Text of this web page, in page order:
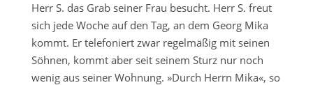
Herr S. das Grab seiner Frau besucht. Herr S. freut
sich jede Woche auf den Tag, an dem Georg Mika
kommt. Er telefoniert zwar regelmäßig mit seinen
Söhnen, kommt aber seit seinem Sturz nur noch
wenig aus seiner Wohnung. »Durch Herrn Mika«, so